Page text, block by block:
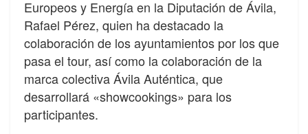
Europeos y Energía en la Diputación de Ávila,
Rafael Pérez, quien ha destacado la
colaboración de los ayuntamientos por los que
pasa el tour, así como la colaboración de la
marca colectiva Ávila Auténtica, que
desarrollará «showcookings» para los
participantes.